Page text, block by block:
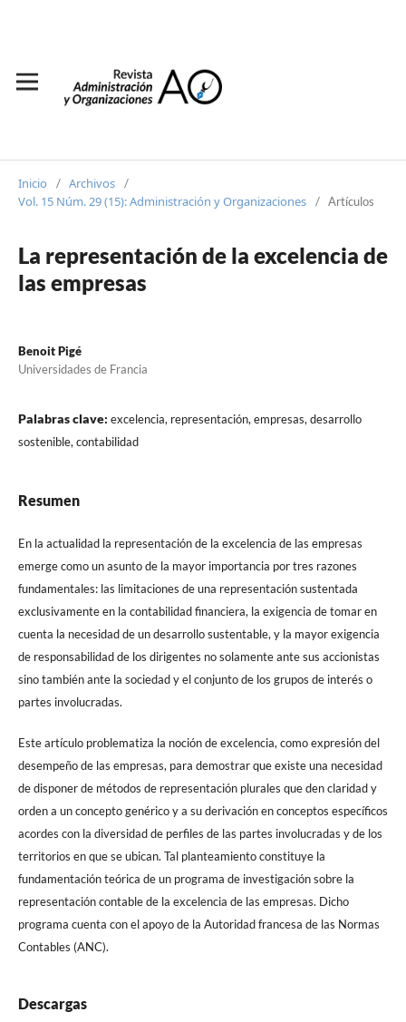
Inicio / Archivos /
Vol. 15 Núm. 29 (15): Administración y Organizaciones / Artículos
La representación de la excelencia de
las empresas
Benoit Pigé
Universidades de Francia
Palabras clave: excelencia, representación, empresas, desarrollo
sostenible, contabilidad
Resumen
En la actualidad la representación de la excelencia de las empresas
emerge como un asunto de la mayor importancia por tres razones
fundamentales: las limitaciones de una representación sustentada
exclusivamente en la contabilidad financiera, la exigencia de tomar en
cuenta la necesidad de un desarrollo sustentable, y la mayor exigencia
de responsabilidad de los dirigentes no solamente ante sus accionistas
sino también ante la sociedad y el conjunto de los grupos de interés o
partes involucradas.
Este artículo problematiza la noción de excelencia, como expresión del
desempeño de las empresas, para demostrar que existe una necesidad
de disponer de métodos de representación plurales que den claridad y
orden a un concepto genérico y a su derivación en conceptos específicos
acordes con la diversidad de perfiles de las partes involucradas y de los
territorios en que se ubican. Tal planteamiento constituye la
fundamentación teórica de un programa de investigación sobre la
representación contable de la excelencia de las empresas. Dicho
programa cuenta con el apoyo de la Autoridad francesa de las Normas
Contables (ANC).
Descargas